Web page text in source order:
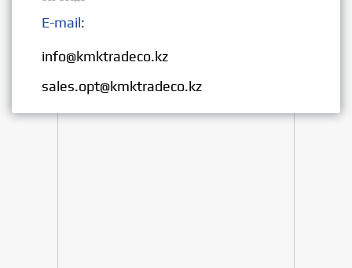
E-mail:
info@kmktradeco.kz
sales.opt@kmktradeco.kz